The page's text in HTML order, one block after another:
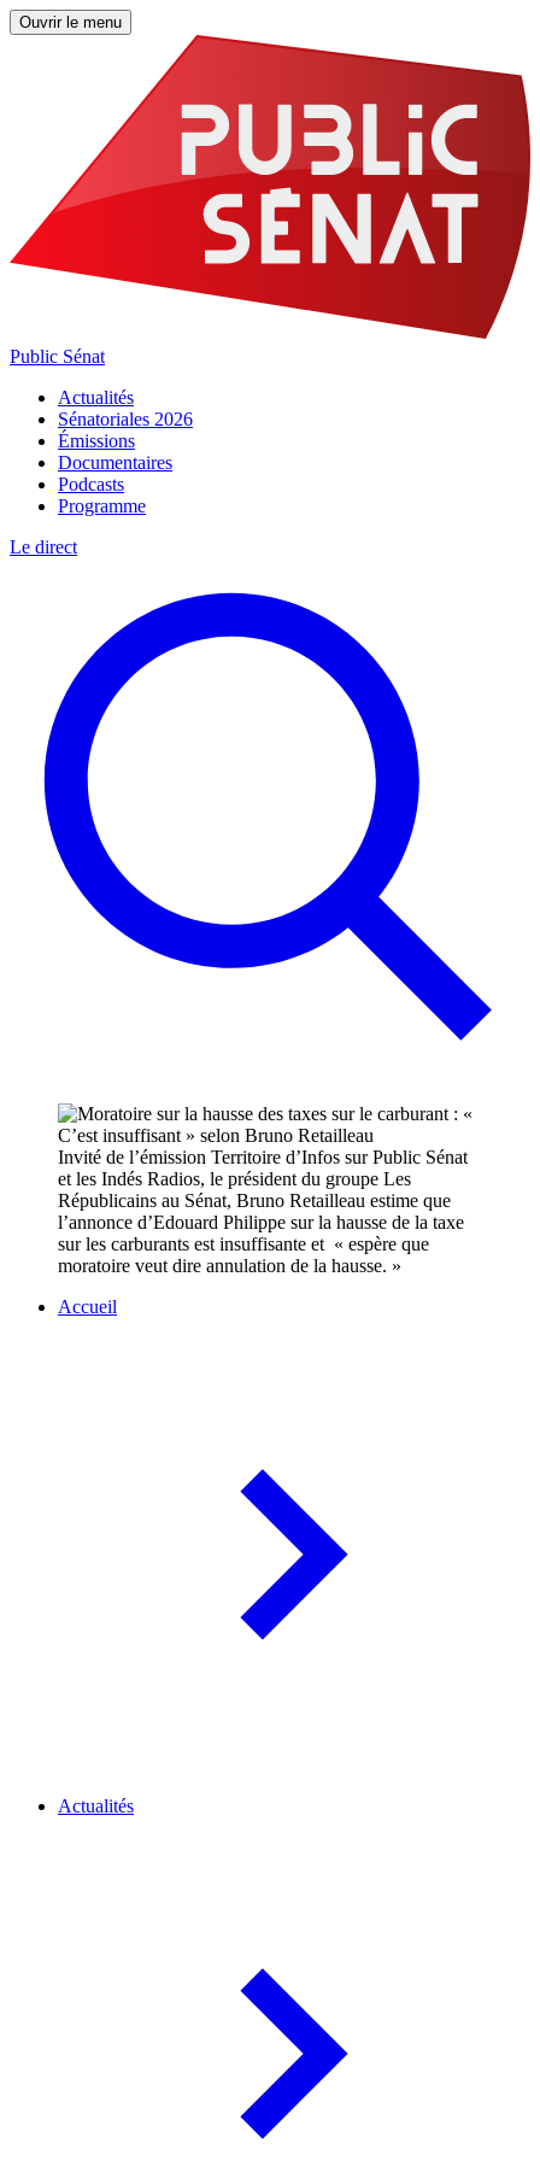
Ouvrir le menu
Public Sénat
Actualités
Sénatoriales 2026
Émissions
Documentaires
Podcasts
Programme
Le direct
Invité de l’émission Territoire d’Infos sur Public Sénat
et les Indés Radios, le président du groupe Les
Républicains au Sénat, Bruno Retailleau estime que
l’annonce d’Edouard Philippe sur la hausse de la taxe
sur les carburants est insuffisante et « espère que
moratoire veut dire annulation de la hausse. »
Accueil
Actualités